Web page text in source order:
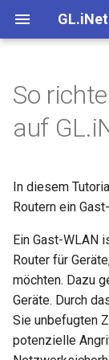
h
r
d
i
n
GL-BE10000
GL-E5800 (Mudi
GL-BE9300
GL-BE6500
GL-BE3600
Internet
Fehlerbehebung
Upgrade
Weitere Themen
OpenVPN-Client
Eigenen
Heimserver
VPN-
NordVPN mit
dedizierten IP
Surfshark mit
SMS
Modulprotokolle
Status der
Aggregation
Spitz AX für ein
einrichten
eSIM-
GL.iNet-Routern
Android-Geräten
Site-to-Site
Ein
Admin-Panel
aktivieren
das Gast-
Ein
GL.iNet Mobile
1. Das Gast-
Client-Geräte
Prüfen, ob eine
Router
downgraden
Per SSH am
Clients
VPN
Anwendungen
Netzwerk
Firmware v4.9
Unsere neuen
kennenlernen
Tutorials
So
auf
In diesem
Routern ein
Ein Gast-WLAN
Router für
möchten. Dazu
Geräte. Durch
Sie unbefugten
potenzielle